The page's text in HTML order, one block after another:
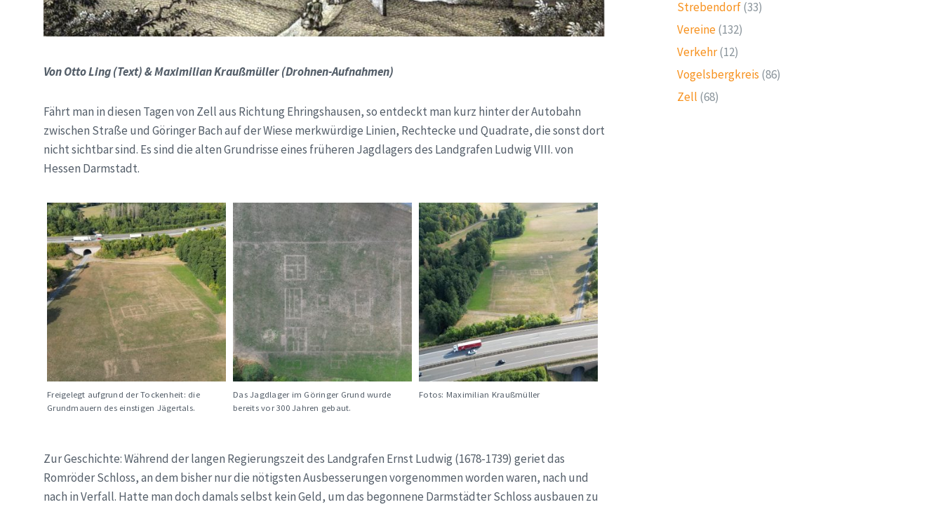
Von Otto Ling (Text) & Maximilian Kraußmüller (Drohnen-Aufnahmen)
Fährt man in diesen Tagen von Zell aus Richtung Ehringshausen, so entdeckt man kurz hinter der Autobahn
zwischen Straße und Göringer Bach auf der Wiese merkwürdige Linien, Rechtecke und Quadrate, die sonst dort
nicht sichtbar sind. Es sind die alten Grundrisse eines früheren Jagdlagers des Landgrafen Ludwig VIII. von
Hessen Darmstadt.
Freigelegt aufgrund der Tockenheit: die
Grundmauern des einstigen Jägertals.
Das Jagdlager im Göringer Grund wurde
bereits vor 300 Jahren gebaut.
Fotos: Maximilian Kraußmüller
Zur Geschichte: Während der langen Regierungszeit des Landgrafen Ernst Ludwig (1678-1739) geriet das
Romröder Schloss, an dem bisher nur die nötigsten Ausbesserungen vorgenommen worden waren, nach und
nach in Verfall. Hatte man doch damals selbst kein Geld, um das begonnene Darmstädter Schloss ausbauen zu
Strebendorf(33)
Vereine(132)
Verkehr(12)
Vogelsbergkreis (86)
Zell (68)